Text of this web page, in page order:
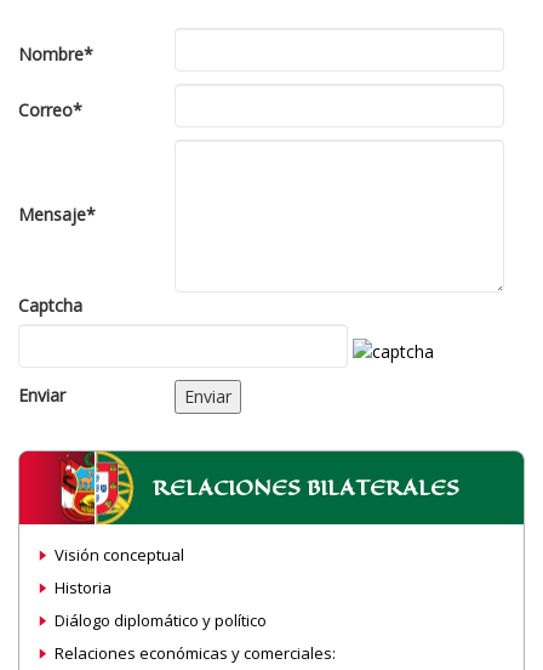
Nombre*
Correo*
Mensaje*
Captcha
Enviar Enviar
RELACIONES BILATERALES
Visión conceptual
Historia
Diálogo diplomático y político
Relaciones económicas y comerciales: